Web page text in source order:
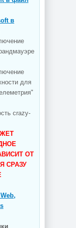
в
для
crazy-
ОТ
СРАЗУ